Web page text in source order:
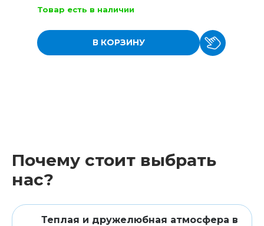
Товар есть в наличии
В КОРЗИНУ
Почему стоит выбрать
нас?
Теплая и дружелюбная атмосфера в